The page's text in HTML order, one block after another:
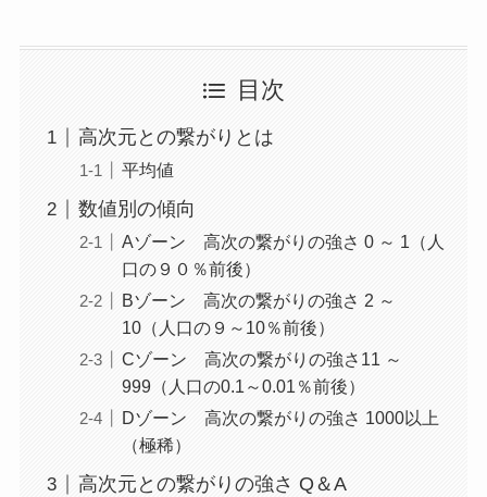
目次
高次元との繋がりとは
平均値
数値別の傾向
Aゾーン 高次の繋がりの強さ 0 ～ 1（人
口の９０％前後）
Bゾーン 高次の繋がりの強さ 2 ～
10（人口の９～10％前後）
Cゾーン 高次の繋がりの強さ11 ～
999（人口の0.1～0.01％前後）
Dゾーン 高次の繋がりの強さ 1000以上
（極稀）
高次元との繋がりの強さ Q＆A